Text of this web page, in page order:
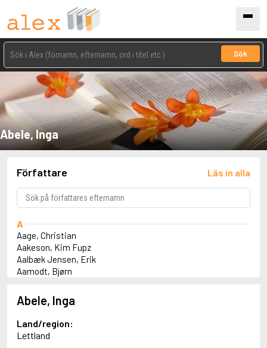
Sök
Abele, Inga
Författare Läs in alla
A
Aage, Christian
Aakeson, Kim Fupz
Aalbæk Jensen, Erik
Aamodt, Bjørn
Abbey, Kieran
Abbot, Anthony
Abbott, John
Abbott, Megan
Abdel-Fattah, Randa
Abele, Inga
Land/region:
Lettland